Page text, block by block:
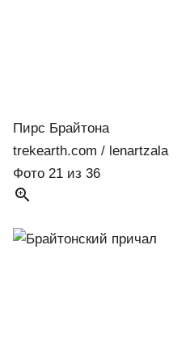
Пирс Брайтона
trekearth.com / lenartzala
Фото 21 из 36
